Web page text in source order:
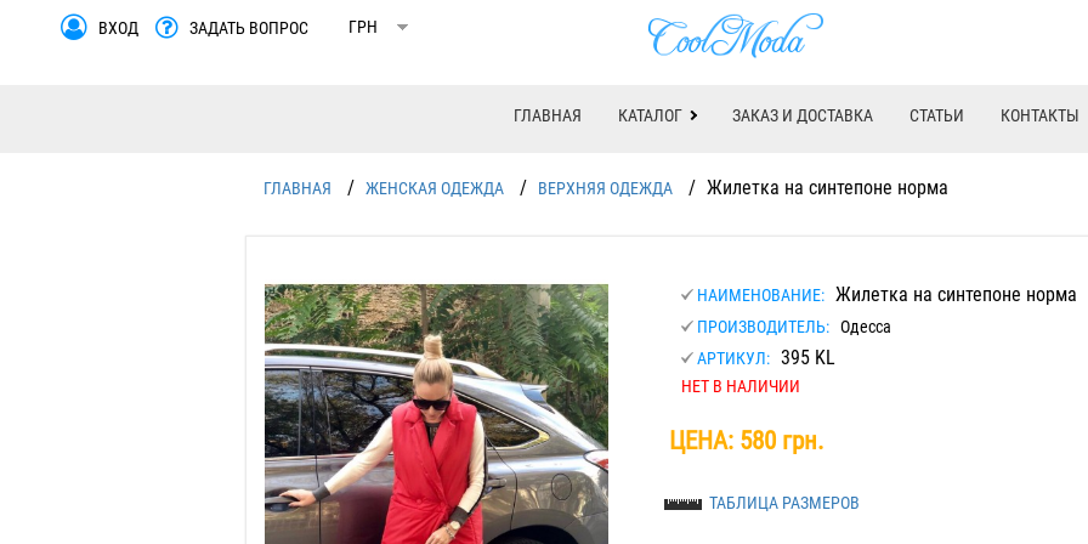
ВХОД ЗАДАТЬ ВОПРОС
ГЛАВНАЯ КАТАЛОГ ЗАКАЗ И ДОСТАВКА СТАТЬИ КОНТАКТЫ
ГЛАВНАЯ / ЖЕНСКАЯ ОДЕЖДА / ВЕРХНЯЯ ОДЕЖДА / Жилетка на синтепоне норма
НАИМЕНОВАНИЕ: Жилетка на синтепоне норма
ПРОИЗВОДИТЕЛЬ: Одесса
АРТИКУЛ: 395 KL
НЕТ В НАЛИЧИИ
ЦЕНА: 580 грн.
ТАБЛИЦА РАЗМЕРОВ